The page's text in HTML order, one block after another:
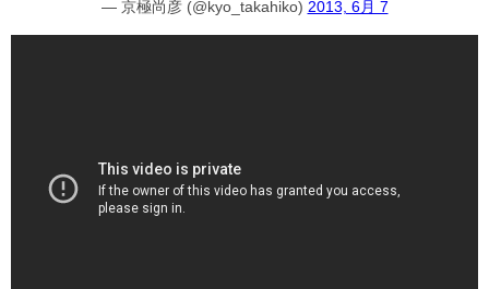
— 京極尚彦 (@kyo_takahiko) 2013, 6月 7